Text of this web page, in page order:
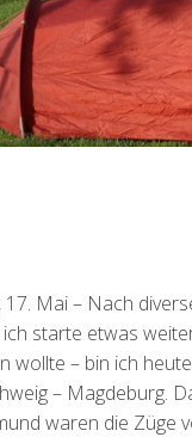
17. Mai – Nach
starte etwas
wollte – bin ich
– Magdeburg.
waren die Züge